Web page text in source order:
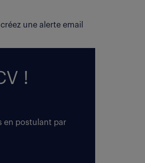
une alerte email
!
en postulant par